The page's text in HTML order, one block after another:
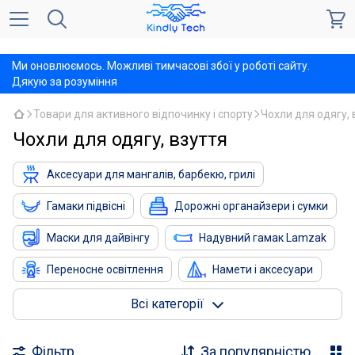
Ми оновлюємось. Можливі тимчасові збої у роботі сайту.
Дякую за розуміння
Товари для активного відпочинку і спорту Чохли для одягу,
Чохли для одягу, взуття
Аксесуари для мангалів, барбекю, грилі
Гамаки підвісні Дорожні органайзери і сумки
Маски для дайвінгу Надувний гамак Lamzak
Переносне освітлення Намети і аксесуари
Товари для риболовлі
Всі категорії
Фільтр За популярністю